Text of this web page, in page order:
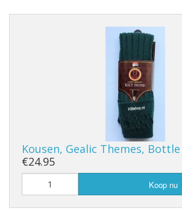
Kousen, Gealic Themes,
€24.95
Koop nu